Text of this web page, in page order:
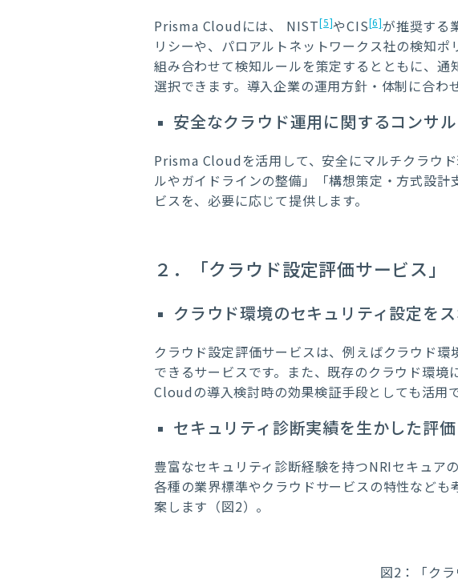
Prisma Cloudには、 NIST[5]やCIS[6]が推奨する
リシーや、パロアルトネットワークス社の検知
組み合わせて検知ルールを策定するとともに、
選択できます。導入企業の運用方針・体制に合わ
安全なクラウド運用に関するコンサ
Prisma Cloudを活用して、安全にマルチクラウ
ルやガイドラインの整備」「構想策定・方式設
ビスを、必要に応じて提供します。
２．「クラウド設定評価サービス」
クラウド環境のセキュリティ設定を
クラウド設定評価サービスは、例えばクラウド
できるサービスです。また、既存のクラウド環
Cloudの導入検討時の効果検証手段としても活用で
セキュリティ診断実績を生かした評
豊富なセキュリティ診断経験を持つNRIセキュア
各種の業界標準やクラウドサービスの特性など
案します（図2）。
図2：「ク